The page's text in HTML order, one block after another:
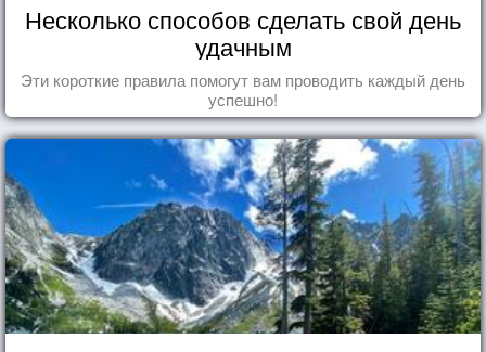
Несколько способов сделать свой день
удачным
Эти короткие правила помогут вам проводить каждый день
успешно!